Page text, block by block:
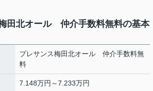
田北オール 仲介手数料無料の基本
プレサンス梅田北オール 仲介手数料無
料
7.148万円～7.233万円